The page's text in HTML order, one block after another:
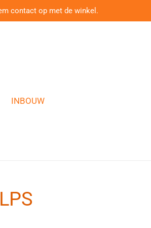
contact op met de winkel.
INBOUW